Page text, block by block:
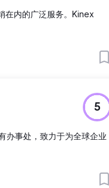
在内的广泛服务。Kinex
5
办事处，致力于为全球企业